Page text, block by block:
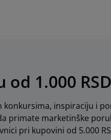
1.000 RSD
konkursima, inspiraciju i
primate marketinške
pri kupovini od 5.000